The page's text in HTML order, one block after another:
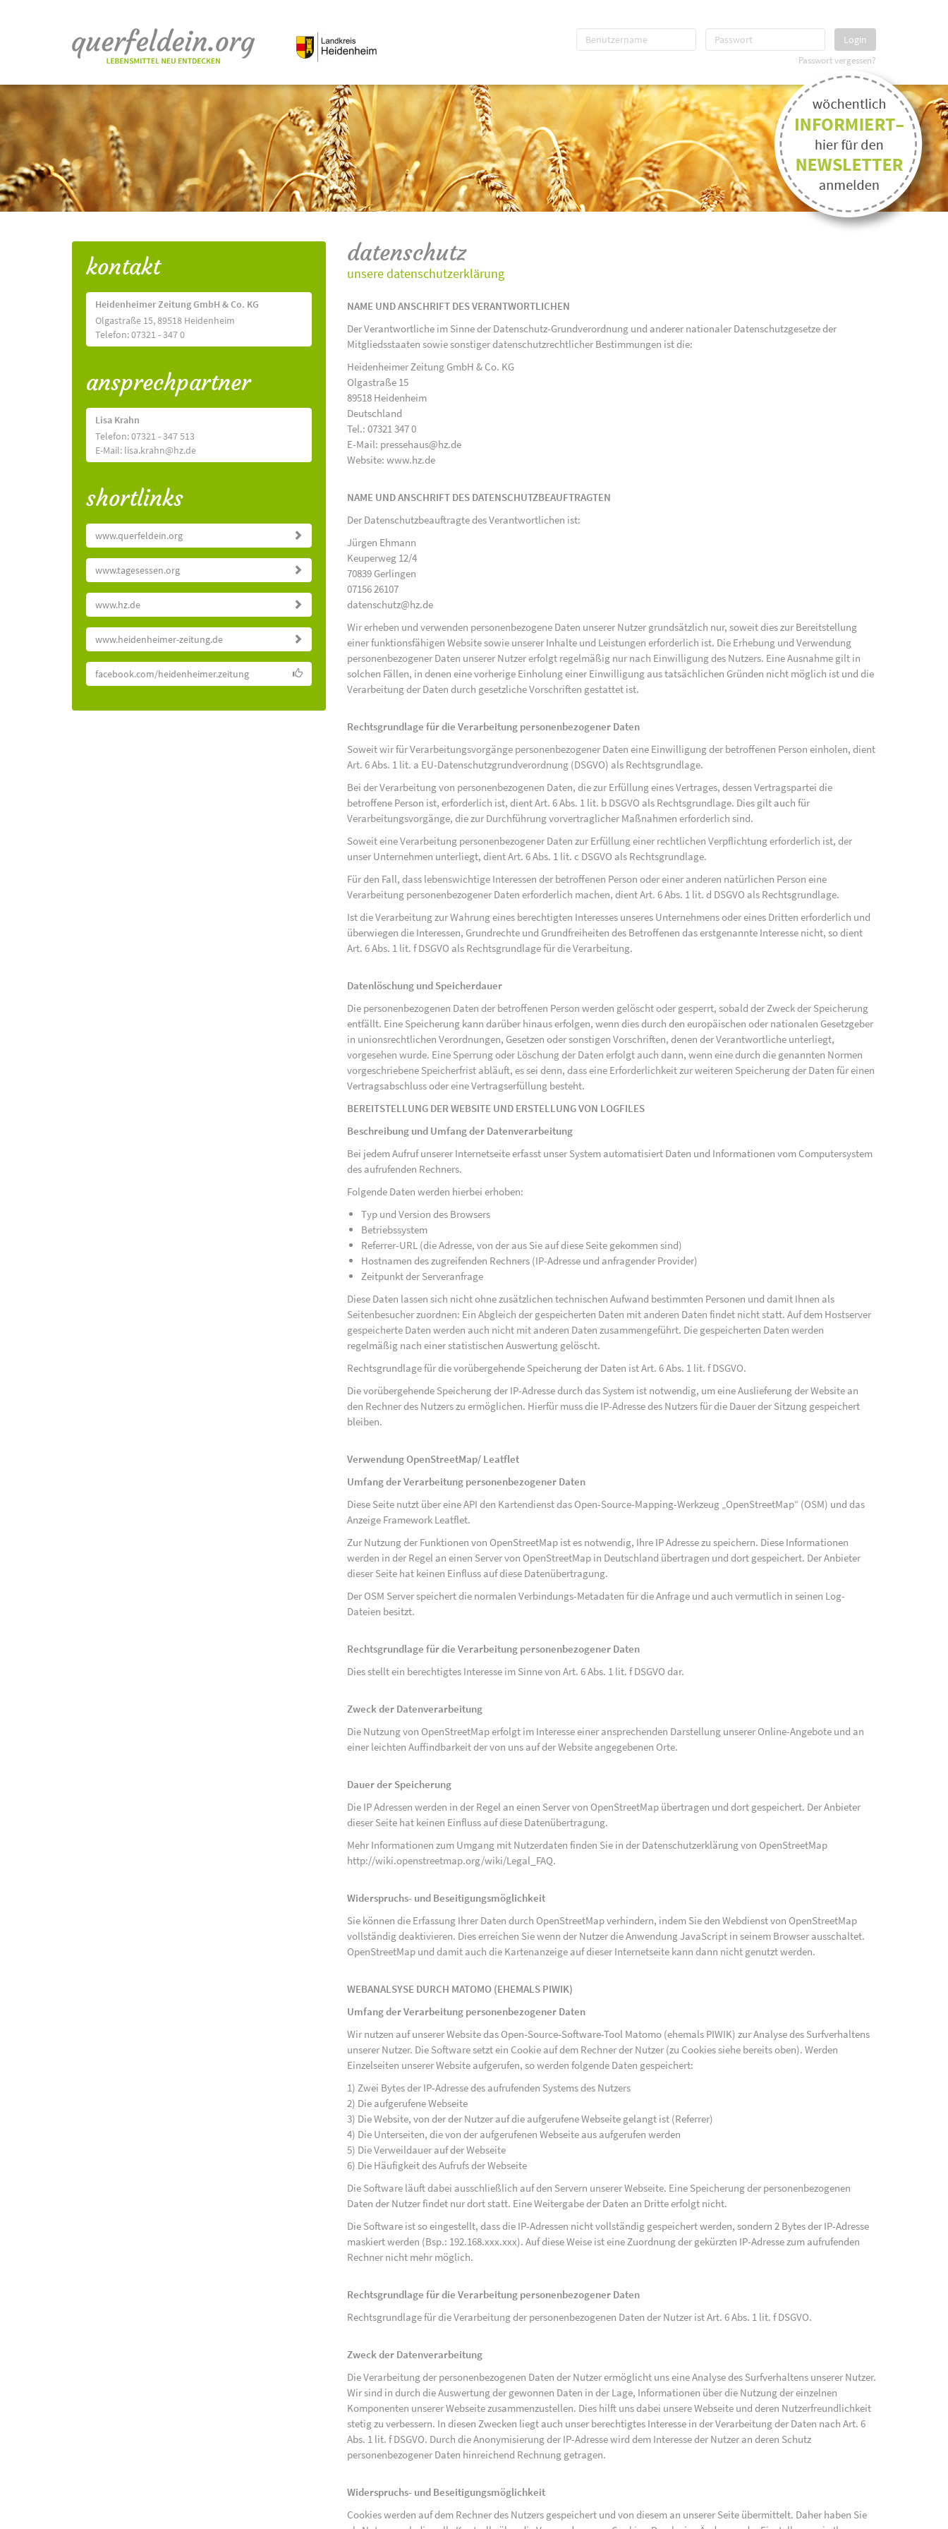
Login
Passwort vergessen?
kontakt
Heidenheimer Zeitung GmbH & Co. KG
Olgastraße 15, 89518 Heidenheim
Telefon: 07321 - 347 0
ansprechpartner
Lisa Krahn
Telefon: 07321 - 347 513
E-Mail: lisa.krahn@hz.de
shortlinks
www.querfeldein.org
www.tagesessen.org
www.hz.de
www.heidenheimer-zeitung.de
facebook.com/heidenheimer.zeitung
datenschutz
unsere datenschutzerklärung
NAME UND ANSCHRIFT DES VERANTWORTLICHEN
Der Verantwortliche im Sinne der Datenschutz-Grundverordnung und anderer nationaler Datenschutzgesetze der
Mitgliedsstaaten sowie sonstiger datenschutzrechtlicher Bestimmungen ist die:
Heidenheimer Zeitung GmbH & Co. KG
Olgastraße 15
89518 Heidenheim
Deutschland
Tel.: 07321 347 0
E-Mail: pressehaus@hz.de
Website: www.hz.de
NAME UND ANSCHRIFT DES DATENSCHUTZBEAUFTRAGTEN
Der Datenschutzbeauftragte des Verantwortlichen ist:
Jürgen Ehmann
Keuperweg 12/4
70839 Gerlingen
07156 26107
datenschutz@hz.de
Wir erheben und verwenden personenbezogene Daten unserer Nutzer grundsätzlich nur, soweit dies zur Bereitstellung
einer funktionsfähigen Website sowie unserer Inhalte und Leistungen erforderlich ist. Die Erhebung und Verwendung
personenbezogener Daten unserer Nutzer erfolgt regelmäßig nur nach Einwilligung des Nutzers. Eine Ausnahme gilt in
solchen Fällen, in denen eine vorherige Einholung einer Einwilligung aus tatsächlichen Gründen nicht möglich ist und die
Verarbeitung der Daten durch gesetzliche Vorschriften gestattet ist.
Rechtsgrundlage für die Verarbeitung personenbezogener Daten
Soweit wir für Verarbeitungsvorgänge personenbezogener Daten eine Einwilligung der betroffenen Person einholen, dient
Art. 6 Abs. 1 lit. a EU-Datenschutzgrundverordnung (DSGVO) als Rechtsgrundlage.
Bei der Verarbeitung von personenbezogenen Daten, die zur Erfüllung eines Vertrages, dessen Vertragspartei die
betroffene Person ist, erforderlich ist, dient Art. 6 Abs. 1 lit. b DSGVO als Rechtsgrundlage. Dies gilt auch für
Verarbeitungsvorgänge, die zur Durchführung vorvertraglicher Maßnahmen erforderlich sind.
Soweit eine Verarbeitung personenbezogener Daten zur Erfüllung einer rechtlichen Verpflichtung erforderlich ist, der
unser Unternehmen unterliegt, dient Art. 6 Abs. 1 lit. c DSGVO als Rechtsgrundlage.
Für den Fall, dass lebenswichtige Interessen der betroffenen Person oder einer anderen natürlichen Person eine
Verarbeitung personenbezogener Daten erforderlich machen, dient Art. 6 Abs. 1 lit. d DSGVO als Rechtsgrundlage.
Ist die Verarbeitung zur Wahrung eines berechtigten Interesses unseres Unternehmens oder eines Dritten erforderlich und
überwiegen die Interessen, Grundrechte und Grundfreiheiten des Betroffenen das erstgenannte Interesse nicht, so dient
Art. 6 Abs. 1 lit. f DSGVO als Rechtsgrundlage für die Verarbeitung.
Datenlöschung und Speicherdauer
Die personenbezogenen Daten der betroffenen Person werden gelöscht oder gesperrt, sobald der Zweck der Speicherung
entfällt. Eine Speicherung kann darüber hinaus erfolgen, wenn dies durch den europäischen oder nationalen Gesetzgeber
in unionsrechtlichen Verordnungen, Gesetzen oder sonstigen Vorschriften, denen der Verantwortliche unterliegt,
vorgesehen wurde. Eine Sperrung oder Löschung der Daten erfolgt auch dann, wenn eine durch die genannten Normen
vorgeschriebene Speicherfrist abläuft, es sei denn, dass eine Erforderlichkeit zur weiteren Speicherung der Daten für einen
Vertragsabschluss oder eine Vertragserfüllung besteht.
BEREITSTELLUNG DER WEBSITE UND ERSTELLUNG VON LOGFILES
Beschreibung und Umfang der Datenverarbeitung
Bei jedem Aufruf unserer Internetseite erfasst unser System automatisiert Daten und Informationen vom Computersystem
des aufrufenden Rechners.
Folgende Daten werden hierbei erhoben:
Typ und Version des Browsers
Betriebssystem
Referrer-URL (die Adresse, von der aus Sie auf diese Seite gekommen sind)
Hostnamen des zugreifenden Rechners (IP-Adresse und anfragender Provider)
Zeitpunkt der Serveranfrage
Diese Daten lassen sich nicht ohne zusätzlichen technischen Aufwand bestimmten Personen und damit Ihnen als
Seitenbesucher zuordnen: Ein Abgleich der gespeicherten Daten mit anderen Daten findet nicht statt. Auf dem Hostserver
gespeicherte Daten werden auch nicht mit anderen Daten zusammengeführt. Die gespeicherten Daten werden
regelmäßig nach einer statistischen Auswertung gelöscht.
Rechtsgrundlage für die vorübergehende Speicherung der Daten ist Art. 6 Abs. 1 lit. f DSGVO.
Die vorübergehende Speicherung der IP-Adresse durch das System ist notwendig, um eine Auslieferung der Website an
den Rechner des Nutzers zu ermöglichen. Hierfür muss die IP-Adresse des Nutzers für die Dauer der Sitzung gespeichert
bleiben.
Verwendung OpenStreetMap/ Leatflet
Umfang der Verarbeitung personenbezogener Daten
Diese Seite nutzt über eine API den Kartendienst das Open-Source-Mapping-Werkzeug „OpenStreetMap“ (OSM) und das
Anzeige Framework Leatflet.
Zur Nutzung der Funktionen von OpenStreetMap ist es notwendig, Ihre IP Adresse zu speichern. Diese Informationen
werden in der Regel an einen Server von OpenStreetMap in Deutschland übertragen und dort gespeichert. Der Anbieter
dieser Seite hat keinen Einfluss auf diese Datenübertragung.
Der OSM Server speichert die normalen Verbindungs-Metadaten für die Anfrage und auch vermutlich in seinen Log-
Dateien besitzt.
Rechtsgrundlage für die Verarbeitung personenbezogener Daten
Dies stellt ein berechtigtes Interesse im Sinne von Art. 6 Abs. 1 lit. f DSGVO dar.
Zweck der Datenverarbeitung
Die Nutzung von OpenStreetMap erfolgt im Interesse einer ansprechenden Darstellung unserer Online-Angebote und an
einer leichten Auffindbarkeit der von uns auf der Website angegebenen Orte.
Dauer der Speicherung
Die IP Adressen werden in der Regel an einen Server von OpenStreetMap übertragen und dort gespeichert. Der Anbieter
dieser Seite hat keinen Einfluss auf diese Datenübertragung.
Mehr Informationen zum Umgang mit Nutzerdaten finden Sie in der Datenschutzerklärung von OpenStreetMap
http://wiki.openstreetmap.org/wiki/Legal_FAQ.
Widerspruchs- und Beseitigungsmöglichkeit
Sie können die Erfassung Ihrer Daten durch OpenStreetMap verhindern, indem Sie den Webdienst von OpenStreetMap
vollständig deaktivieren. Dies erreichen Sie wenn der Nutzer die Anwendung JavaScript in seinem Browser ausschaltet.
OpenStreetMap und damit auch die Kartenanzeige auf dieser Internetseite kann dann nicht genutzt werden.
WEBANALSYSE DURCH MATOMO (EHEMALS PIWIK)
Umfang der Verarbeitung personenbezogener Daten
Wir nutzen auf unserer Website das Open-Source-Software-Tool Matomo (ehemals PIWIK) zur Analyse des Surfverhaltens
unserer Nutzer. Die Software setzt ein Cookie auf dem Rechner der Nutzer (zu Cookies siehe bereits oben). Werden
Einzelseiten unserer Website aufgerufen, so werden folgende Daten gespeichert:
1) Zwei Bytes der IP-Adresse des aufrufenden Systems des Nutzers
2) Die aufgerufene Webseite
3) Die Website, von der der Nutzer auf die aufgerufene Webseite gelangt ist (Referrer)
4) Die Unterseiten, die von der aufgerufenen Webseite aus aufgerufen werden
5) Die Verweildauer auf der Webseite
6) Die Häufigkeit des Aufrufs der Webseite
Die Software läuft dabei ausschließlich auf den Servern unserer Webseite. Eine Speicherung der personenbezogenen
Daten der Nutzer findet nur dort statt. Eine Weitergabe der Daten an Dritte erfolgt nicht.
Die Software ist so eingestellt, dass die IP-Adressen nicht vollständig gespeichert werden, sondern 2 Bytes der IP-Adresse
maskiert werden (Bsp.: 192.168.xxx.xxx). Auf diese Weise ist eine Zuordnung der gekürzten IP-Adresse zum aufrufenden
Rechner nicht mehr möglich.
Rechtsgrundlage für die Verarbeitung personenbezogener Daten
Rechtsgrundlage für die Verarbeitung der personenbezogenen Daten der Nutzer ist Art. 6 Abs. 1 lit. f DSGVO.
Zweck der Datenverarbeitung
Die Verarbeitung der personenbezogenen Daten der Nutzer ermöglicht uns eine Analyse des Surfverhaltens unserer Nutzer.
Wir sind in durch die Auswertung der gewonnen Daten in der Lage, Informationen über die Nutzung der einzelnen
Komponenten unserer Webseite zusammenzustellen. Dies hilft uns dabei unsere Webseite und deren Nutzerfreundlichkeit
stetig zu verbessern. In diesen Zwecken liegt auch unser berechtigtes Interesse in der Verarbeitung der Daten nach Art. 6
Abs. 1 lit. f DSGVO. Durch die Anonymisierung der IP-Adresse wird dem Interesse der Nutzer an deren Schutz
personenbezogener Daten hinreichend Rechnung getragen.
Widerspruchs- und Beseitigungsmöglichkeit
Cookies werden auf dem Rechner des Nutzers gespeichert und von diesem an unserer Seite übermittelt. Daher haben Sie